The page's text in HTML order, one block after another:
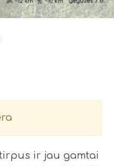
ir jau gamtai